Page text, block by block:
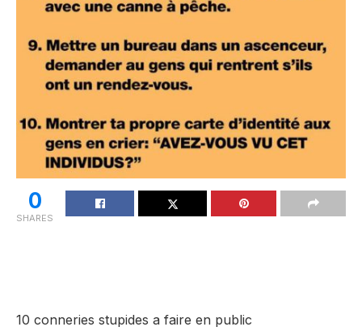
0
SHARES
10 conneries stupides a faire en public